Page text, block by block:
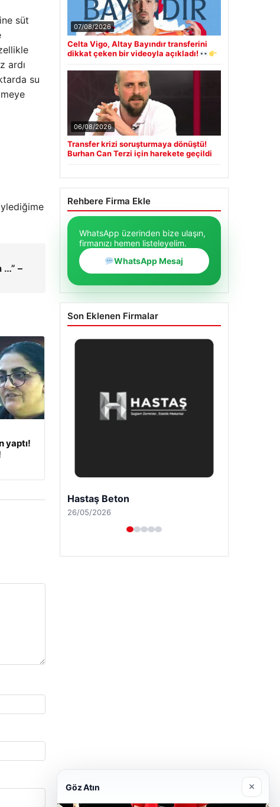
süt
ardı
su
…” –
yaptı!
07/08/2026
Celta Vigo, Altay Bayındır transferini
dikkat çeken bir videoyla açıkladı!
06/08/2026
Transfer krizi soruşturmaya dönüştü!
Burhan Can Terzi için harekete geçildi
Rehbere Firma Ekle
WhatsApp üzerinden bize ulaşın,
firmanızı hemen listeleyelim.
WhatsApp Mesaj
Son Eklenen Firmalar
Enes Kaplan Avukatlık Bürosu
28/04/2026
Göz Atın ×